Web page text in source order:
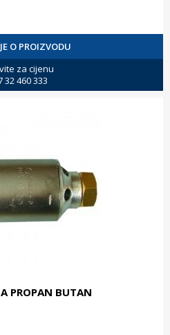
O PROIZVODU
za cijenu
32 460 333
PROPAN BUTAN